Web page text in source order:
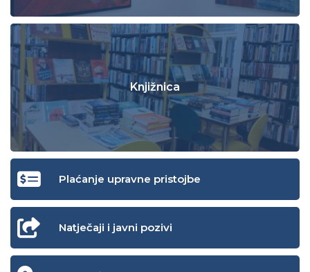
Knjižnica
Plaćanje upravne pristojbe
Natječaji i javni pozivi